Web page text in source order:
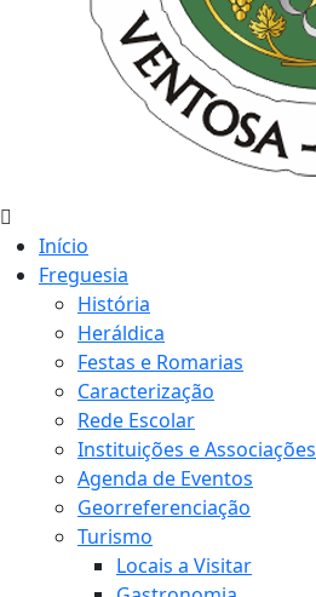
Início
Freguesia
História
Heráldica
Festas e Romarias
Caracterização
Rede Escolar
Instituições e Associações
Agenda de Eventos
Georreferenciação
Turismo
Locais a Visitar